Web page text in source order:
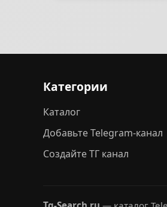
Категории
Каталог
Добавьте Telegram-канал
Создайте ТГ канал